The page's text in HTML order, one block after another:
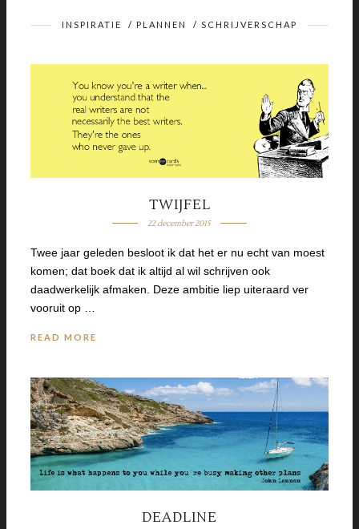
INSPIRATIE / PLANNEN / SCHRIJVERSCHAP
TWIJFEL
22 december 2015
Twee jaar geleden besloot ik dat het er nu echt van moest
komen; dat boek dat ik altijd al wil schrijven ook
daadwerkelijk afmaken. Deze ambitie liep uiteraard ver
vooruit op …
READ MORE
DEADLINE